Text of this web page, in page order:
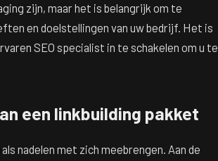
zijn, maar het is belangrijk om te
en doelstellingen van uw bedrijf. Het is
SEO specialist in te schakelen om u te
een linkbuilding pakket
nadelen met zich meebrengen. Aan de